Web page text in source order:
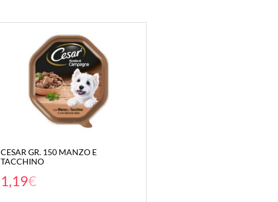
CESAR GR. 150 MANZO E
TACCHINO
1,19€